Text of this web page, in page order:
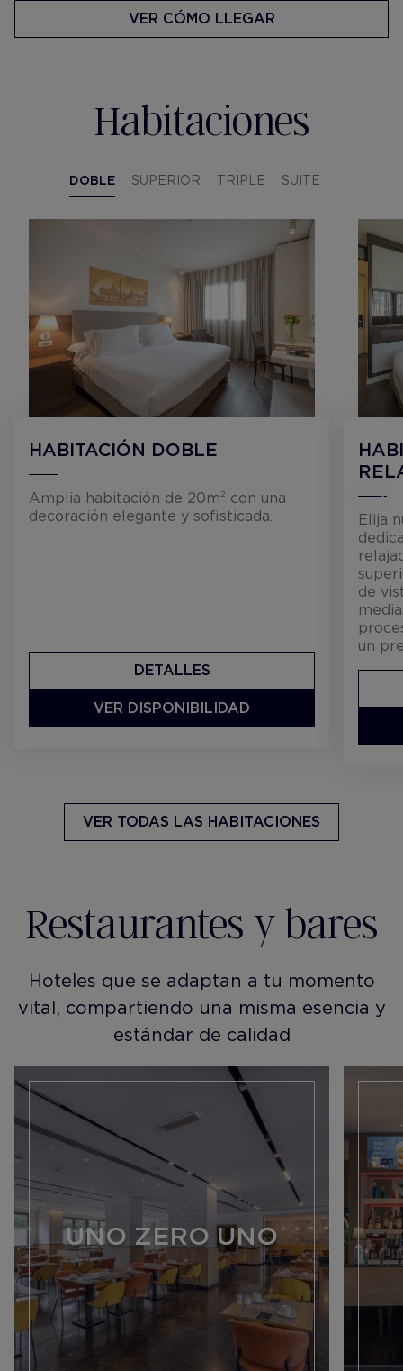
VER CÓMO LLEGAR
Habitaciones
DOBLE SUPERIOR TRIPLE SUITE
HABITACIÓN DOBLE
Amplia habitación de 20m² con una
decoración elegante y sofisticada.
DETALLES
VER DISPONIBILIDAD
Elija
de
un
VER TODAS LAS HABITACIONES
Restaurantes y bares
Hoteles que se adaptan a tu momento
vital, compartiendo una misma esencia y
estándar de calidad
UNO ZERO UNO